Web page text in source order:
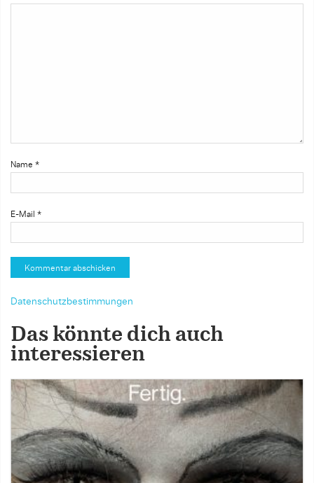
Name *
E-Mail *
Datenschutzbestimmungen
Das könnte dich auch
interessieren